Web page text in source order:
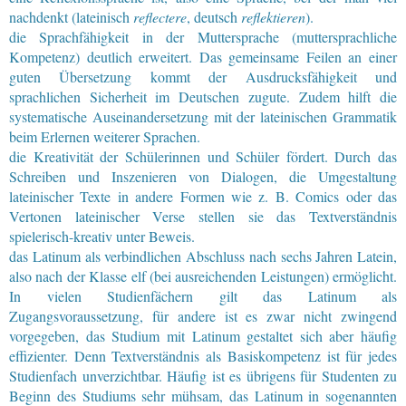
nachdenkt (lateinisch reflectere, deutsch reflektieren).
die Sprachfähigkeit in der Muttersprache (muttersprachliche
Kompetenz) deutlich erweitert. Das gemeinsame Feilen an einer
guten Übersetzung kommt der Ausdrucksfähigkeit und
sprachlichen Sicherheit im Deutschen zugute. Zudem hilft die
systematische Auseinandersetzung mit der lateinischen Grammatik
beim Erlernen weiterer Sprachen.
die Kreativität der Schülerinnen und Schüler fördert. Durch das
Schreiben und Inszenieren von Dialogen, die Umgestaltung
lateinischer Texte in andere Formen wie z. B. Comics oder das
Vertonen lateinischer Verse stellen sie das Textverständnis
spielerisch-kreativ unter Beweis.
das Latinum als verbindlichen Abschluss nach sechs Jahren Latein,
also nach der Klasse elf (bei ausreichenden Leistungen) ermöglicht.
In vielen Studienfächern gilt das Latinum als
Zugangsvoraussetzung, für andere ist es zwar nicht zwingend
vorgegeben, das Studium mit Latinum gestaltet sich aber häufig
effizienter. Denn Textverständnis als Basiskompetenz ist für jedes
Studienfach unverzichtbar. Häufig ist es übrigens für Studenten zu
Beginn des Studiums sehr mühsam, das Latinum in sogenannten